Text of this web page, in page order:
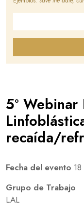
5º Webinar
recaída/
Fecha del evento
Grupo de Trabajo
LAL